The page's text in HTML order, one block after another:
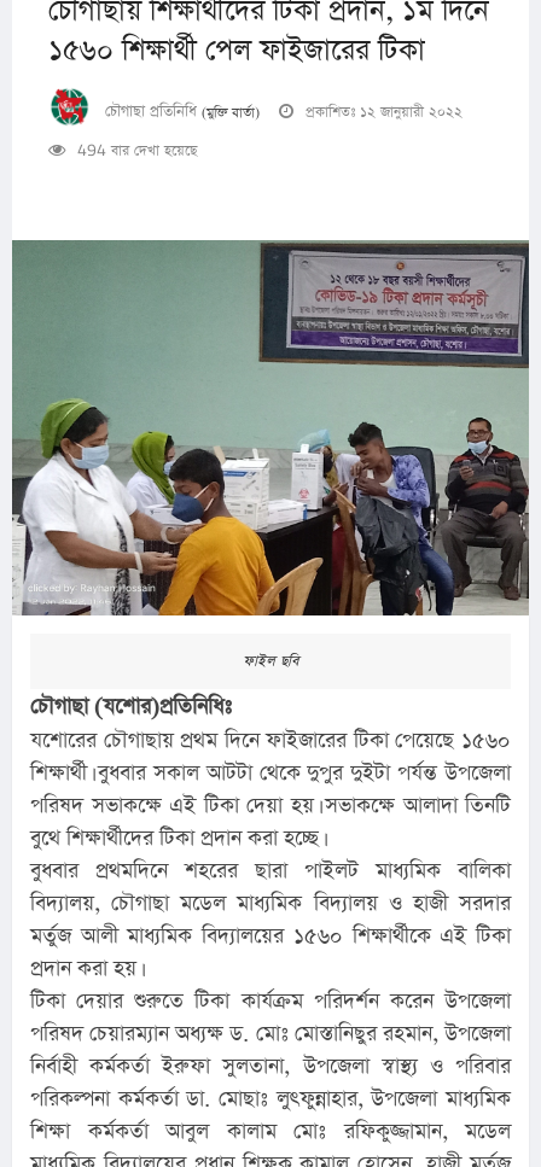
চৌগাছায় শিক্ষার্থীদের টিকা প্রদান, ১ম দিনে
১৫৬০ শিক্ষার্থী পেল ফাইজারের টিকা
চৌগাছা প্রতিনিধি (মুক্তি বার্তা)
প্রকাশিতঃ ১২ জানুয়ারী ২০২২
494 বার দেখা হয়েছে
ফাইল ছবি
চৌগাছা (যশোর)প্রতিনিধিঃ
যশোরের চৌগাছায় প্রথম দিনে ফাইজারের টিকা পেয়েছে ১৫৬০
শিক্ষার্থী। বুধবার সকাল আটটা থেকে দুপুর দুইটা পর্যন্ত উপজেলা
পরিষদ সভাকক্ষে এই টিকা দেয়া হয়। সভাকক্ষে আলাদা তিনটি
বুথে শিক্ষার্থীদের টিকা প্রদান করা হচ্ছে।
বুধবার প্রথমদিনে শহরের ছারা পাইলট মাধ্যমিক বালিকা
বিদ্যালয়, চৌগাছা মডেল মাধ্যমিক বিদ্যালয় ও হাজী সরদার
মর্তুজ আলী মাধ্যমিক বিদ্যালয়ের ১৫৬০ শিক্ষার্থীকে এই টিকা
প্রদান করা হয়।
টিকা দেয়ার শুরুতে টিকা কার্যক্রম পরিদর্শন করেন উপজেলা
পরিষদ চেয়ারম্যান অধ্যক্ষ ড. মোঃ মোস্তানিছুর রহমান, উপজেলা
নির্বাহী কর্মকর্তা ইরুফা সুলতানা, উপজেলা স্বাস্থ্য ও পরিবার
পরিকল্পনা কর্মকর্তা ডা. মোছাঃ লুৎফুন্নাহার, উপজেলা মাধ্যমিক
শিক্ষা কর্মকর্তা আবুল কালাম মোঃ রফিকুজ্জামান, মডেল